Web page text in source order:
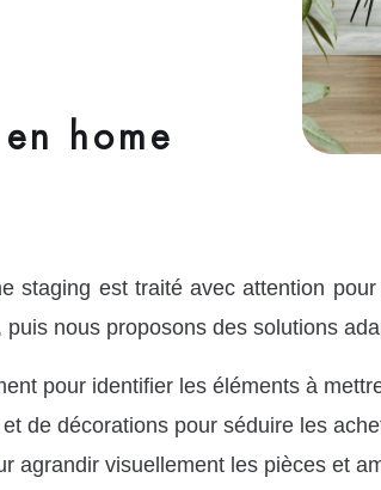
home
staging est traité avec attention
nous proposons des solutions
pour identifier les éléments à
de décorations pour séduire les
agrandir visuellement les pièces et